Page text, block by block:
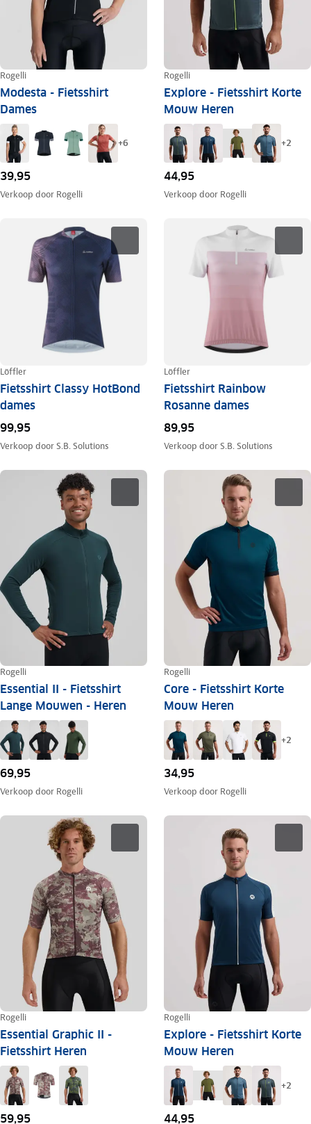
Rogelli
Modesta - Fietsshirt
Dames
+6
39,95
Verkoop door Rogelli
Rogelli
Explore - Fietsshirt Korte
Mouw Heren
+2
44,95
Verkoop door Rogelli
Löffler
Fietsshirt Classy HotBond
dames
99,95
Verkoop doorS.B. Solutions
Löffler
Fietsshirt Rainbow
Rosanne dames
89,95
Verkoop doorS.B. Solutions
Rogelli
Essential II - Fietsshirt
Lange Mouwen - Heren
69,95
Verkoop door Rogelli
Rogelli
Core - Fietsshirt Korte
Mouw Heren
+2
34,95
Verkoop door Rogelli
Rogelli
Essential Graphic II -
Fietsshirt Heren
59,95
Rogelli
Explore - Fietsshirt Korte
Mouw Heren
+2
44,95